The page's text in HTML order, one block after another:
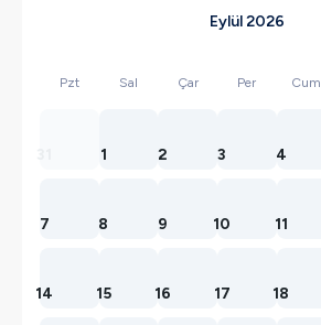
Eylül 2026
Pzt Sal Çar Per Cum
1 2 3 4
7 8 9 10 11
14 15 16 17 18